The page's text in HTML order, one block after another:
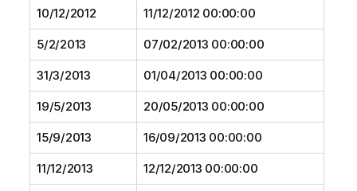
10/12/2012 11/12/2012 00:00:00
5/2/2013 07/02/2013 00:00:00
31/3/2013 01/04/2013 00:00:00
19/5/2013 20/05/2013 00:00:00
15/9/2013 16/09/2013 00:00:00
11/12/2013 12/12/2013 00:00:00